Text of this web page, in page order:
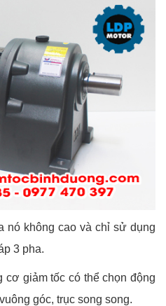
nó không cao và chỉ sử dụng
3 pha.
cơ giảm tốc có thể chọn động
góc, trục song song.